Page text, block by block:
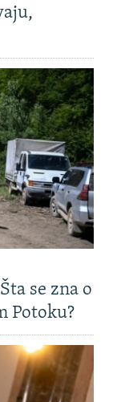
se zna o
Potoku?